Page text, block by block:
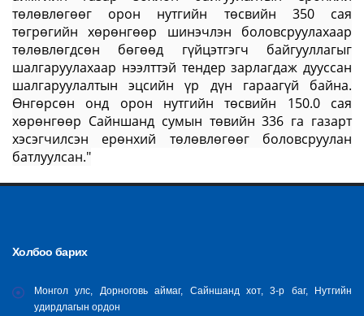
төлөвлөгөөг орон нутгийн төсвийн 350 сая
төгрөгийн хөрөнгөөр шинэчлэн боловсруулахаар
төлөвлөгдсөн бөгөөд гүйцэтгэгч байгууллагыг
шалгаруулахаар нээлттэй тендер зарлагдаж дууссан
шалгаруулалтын эцсийн үр дүн гараагүй байна.
Өнгөрсөн онд орон нутгийн төсвийн 150.0 сая
хөрөнгөөр Сайншанд сумын төвийн 336 га газарт
хэсэгчилсэн ерөнхий төлөвлөгөөг боловсруулан
батлуулсан."
Холбоо барих
Монгол улс, Дорноговь аймаг, Сайншанд хот, 3-р баг, Нутгийн
удирдлагын ордон